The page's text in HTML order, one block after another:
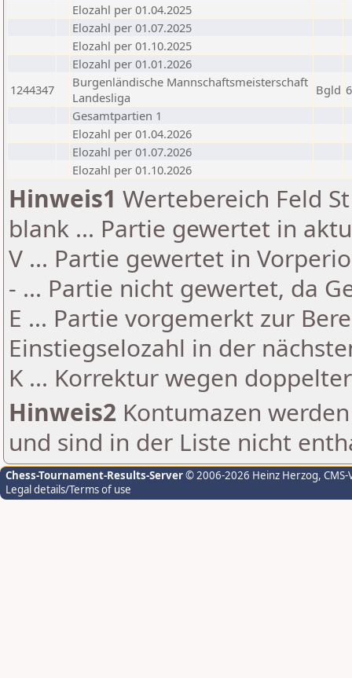
Elozahl per 01.04.2025
Elozahl per 01.07.2025
Elozahl per 01.10.2025
Elozahl per 01.01.2026
1244347
Burgenländische Mannschaftsmeisterschaft
Landesliga
Bgld 6
Gesamtpartien 1
Elozahl per 01.04.2026
Elozahl per 01.07.2026
Elozahl per 01.10.2026
Hinweis1 Wertebereich Feld
blank ... Partie gewertet in
V ... Partie gewertet in
- ... Partie nicht gewertet, da
E ... Partie vorgemerkt zur
Einstiegselozahl in der
K ... Korrektur wegen
Hinweis2 Kontumazen
und sind in der Liste nicht
Chess-Tournament-Results-Server© 2006-2026 Heinz Herzog,
Legal details/Terms of use